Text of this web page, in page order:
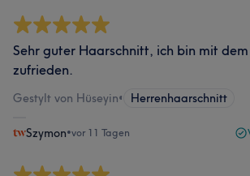
Sehr guter Haarschnitt, ich bin mit
zufrieden.
Gestylt von Hüseyin• Herrenhaarschnitt
Szymon•vor 11 Tagen